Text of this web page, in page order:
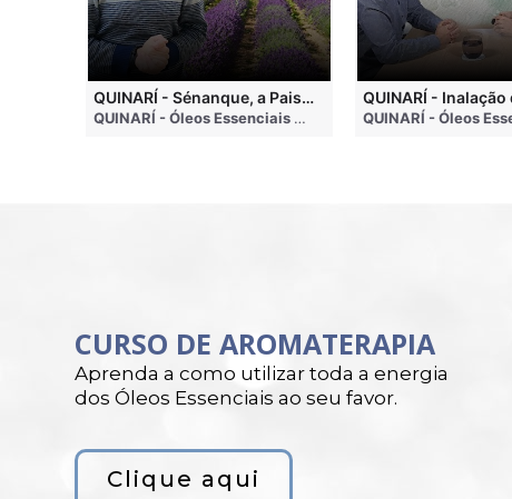
• 4 months ago
QUINARÍ - Sénanque, a Paisagem Mais Famosa da Aromaterapia
QUINARÍ - Óleos Essenciais e Aromaterapia • 3 weeks ago
CURSO DE AROMATERAPIA
Aprenda a como utilizar toda a energia
dos Óleos Essenciais ao seu favor.
Clique aqui